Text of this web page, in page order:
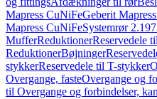
Mapress CuNiFeGeberit
Mapress CuNiFeSystemrør
MufferReduktionerReservedele til
ReduktionerBøjninger
stykkerReservedele til T-stykker
Overgange, fasteOvergange og
til Overgange og forbindelser, kan